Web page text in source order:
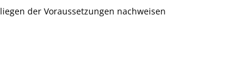
der Voraussetzungen nachweisen